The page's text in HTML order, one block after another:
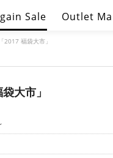
Sale Outlet
2017 福袋大市」
大市」